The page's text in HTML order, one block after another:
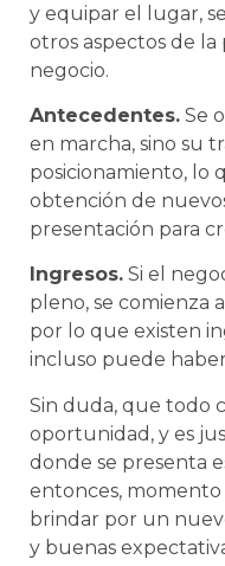
y equipar el lugar,
otros aspectos de
negocio.
Antecedentes. Se
en marcha, sino su
posicionamiento, lo
obtención de
presentación para
Ingresos. Si el
pleno, se comienza
por lo que existen
incluso puede
Sin duda, que todo
oportunidad, y es
donde se presenta
entonces,
brindar por un
y buenas